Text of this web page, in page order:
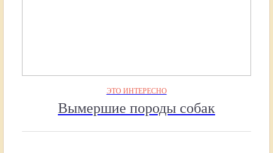
ЭТО ИНТЕРЕСНО
Вымершие породы собак